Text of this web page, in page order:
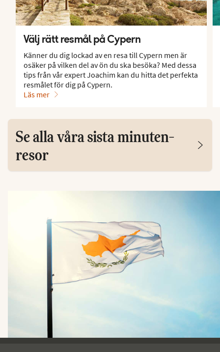
Välj rätt resmål på Cypern
Känner du dig lockad av en resa till Cypern men är
osäker på vilken del av ön du ska besöka? Med dessa
tips från vår expert Joachim kan du hitta det perfekta
resmålet för dig på Cypern.
Läs mer
Se alla våra sista minuten-
resor